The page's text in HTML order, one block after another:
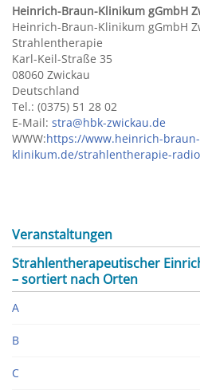
Heinrich-Braun-Klinikum gGmbH
Heinrich-Braun-Klinikum gGmbH
Strahlentherapie
Karl-Keil-Straße 35
08060 Zwickau
Deutschland
Tel.: (0375) 51 28 02
E-Mail: stra@hbk-zwickau.de
WWW:https://www.heinrich-braun-
klinikum.de/strahlentherapie-
Veranstaltungen
Strahlentherapeutischer
– sortiert nach Orten
A
B
C